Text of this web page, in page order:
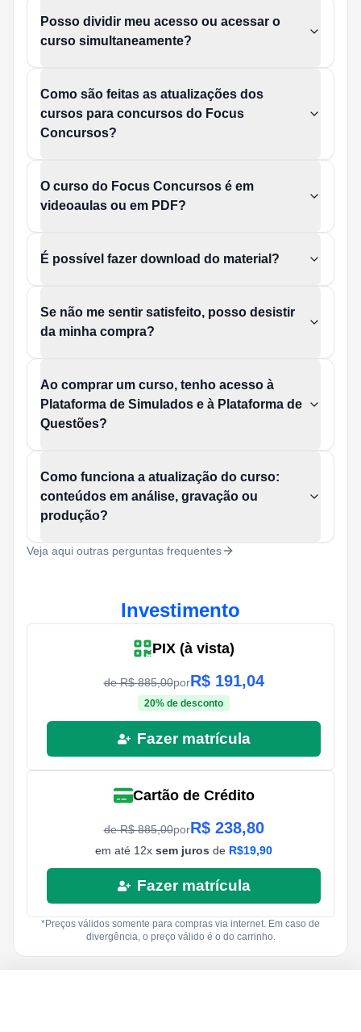
Posso dividir meu acesso ou acessar o
curso simultaneamente?
Como são feitas as atualizações dos
cursos para concursos do Focus
Concursos?
O curso do Focus Concursos é em
videoaulas ou em PDF?
É possível fazer download do material?
Se não me sentir satisfeito, posso desistir
da minha compra?
Ao comprar um curso, tenho acesso à
Plataforma de Simulados e à Plataforma de
Questões?
Como funciona a atualização do curso:
conteúdos em análise, gravação ou
produção?
Veja aqui outras perguntas frequentes
Investimento
PIX (à vista)
de R$885,00porR$ 191,04
20% de desconto
Fazer matrícula
Cartão de Crédito
de R$885,00porR$ 238,80
em até 12x sem juros de R$19,90
Fazer matrícula
*Preços válidos somente para compras via internet. Em caso de
divergência, o preço válido é o do carrinho.